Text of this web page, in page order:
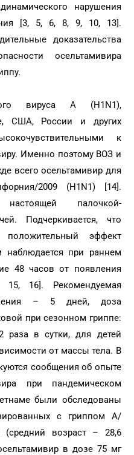
нарушения
[3, 5, 6, 8, 9, 10, 13].
доказательства
осельтамивира
вируса А (H1N1),
США, России и других
к
Именно поэтому ВОЗ и
всего осельтамивир для
2009 (H1N1) [14].
палочкой-
Подчеркивается, что
эффект
наблюдается при раннем
48 часов от появления
16]. Рекомендуемая
– 5 дней, доза
при сезонном гриппе:
в сутки, для детей
от массы тела. В
сообщения об опыте
при пандемическом
были обследованы
с гриппом A/
(средний возраст – 28,6
в дозе 75 мг